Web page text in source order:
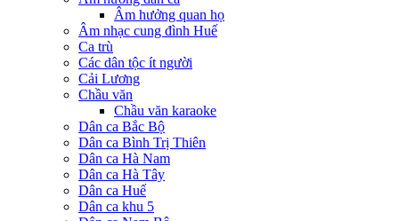
Âm hưởng quan họ
Âm nhạc cung đình Huế
Ca trù
Các dân tộc ít người
Cải Lương
Chầu văn
Chầu văn karaoke
Dân ca Bắc Bộ
Dân ca Bình Trị Thiên
Dân ca Hà Nam
Dân ca Hà Tây
Dân ca Huế
Dân ca khu 5